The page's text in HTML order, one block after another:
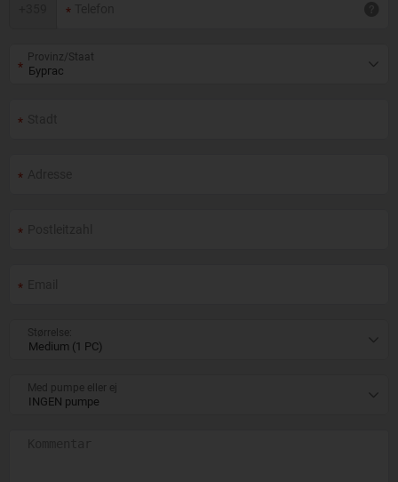
Provinz/Staat
Størrelse:
Med pumpe eller ej